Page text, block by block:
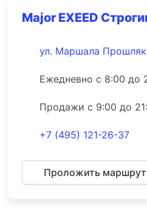
Major EXEED
ул. Маршала
Ежедневно с 8:00 до
Продажи с 9:00 до
+7 (495) 121-26-37
Проложить маршрут